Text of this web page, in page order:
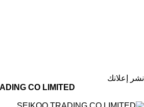
نشر إعلانك
CO LIMITED